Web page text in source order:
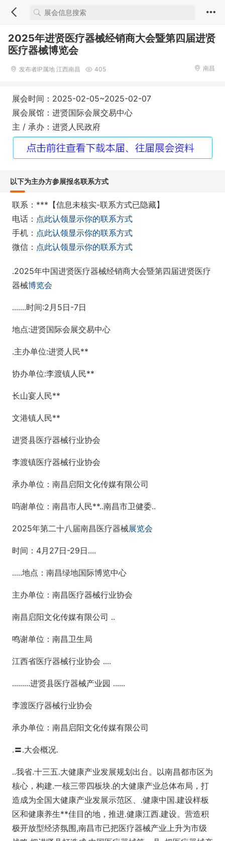
2025年进贤医疗器械经销商大会暨第四届进贤
医疗器械博览会
发布者IP属地 江西南昌 405 南昌
展会时间：2025-02-05~2025-02-07
展会展馆：进贤国际会展交易中心
主 / 承办：进贤人民政府
以下为主办方参展报名联系方式
联系：***【信息未核实-联系方式已隐藏】
电话： 点此认领显示你的联系方式
手机： 点此认领显示你的联系方式
微信： 点此认领显示你的联系方式
.2025年中国进贤医疗器械经销商大会暨第四届进贤医疗
器械博览会
.......时间:2月5日-7日
地点:进贤国际会展交易中心
.主办单位:进贤人民**
协办单位:李渡镇人民**
长山宴人民**
文港镇人民**
进贤县医疗器械行业协会
李渡镇医疗器械行业协会
承办单位：南昌启阳文化传媒有限公司
呜谢单位：南昌市人民**..南昌市卫健委..
2025年第二十八届南昌医疗器械展览会
时间：4月27日-29日....
.....地点：南昌绿地国际博览中心
主办单位：南昌医疗器械行业协会
南昌启阳文化传媒有限公司 ..
鸣谢单位：南昌卫生局
江西省医疗器械行业协会 ....
.........进贤县医疗器械产业园 ......
李渡医疗器械行业协会
承办单位：南昌启阳文化传媒有限公司
.〓.大会概况.
..我省.十三五.大健康产业发展规划出台。以南昌都市区为
核心，构建.一核三带四板块.的大健康产业总体布局，打
造成为全国大健康产业发展示范区、.健康中国.建设样板
区和健康养生**佳目的地，推进.健康江西.建设。营造积
极开放型经济氛围,南昌市已把医疗器械产业上升为市级